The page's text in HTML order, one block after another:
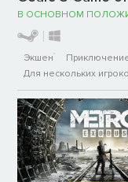
В ОСНОВНОМ
Экшен
Для нескольких